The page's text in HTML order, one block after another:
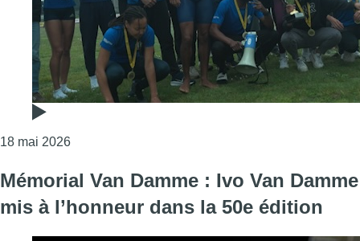
18 mai 2026Consulter l'article "Intercercles : un 4e titre
Mémorial Van Damme : Ivo Van Damme
mis à l’honneur dans la 50e édition